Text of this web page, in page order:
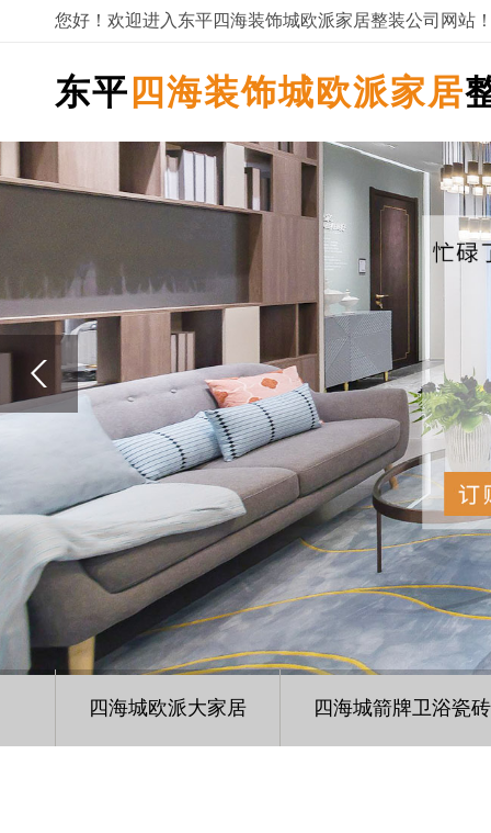
您好！欢迎进入东平四海装饰城欧派家居整装公司网站
东平 四海装饰城欧派家居
四海城欧派大家居 四海城箭牌卫浴瓷砖